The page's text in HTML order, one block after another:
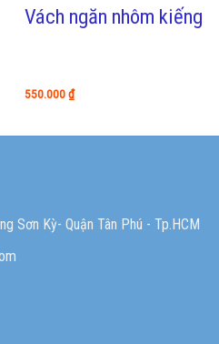
Vách ngăn nhôm kiếng
550.000₫
Sơn Kỳ- Quận Tân Phú - Tp.HCM